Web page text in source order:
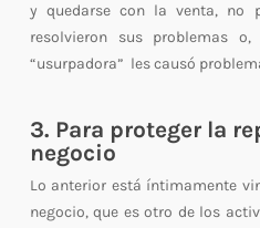
y quedarse con la venta, no
resolvieron sus problemas
“usurpadora” les causó
3. Para proteger la
negocio
Lo anterior está íntimamente
negocio, que es otro de los